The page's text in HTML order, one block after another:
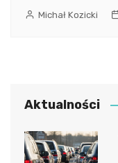
Michał Kozicki
Aktualności